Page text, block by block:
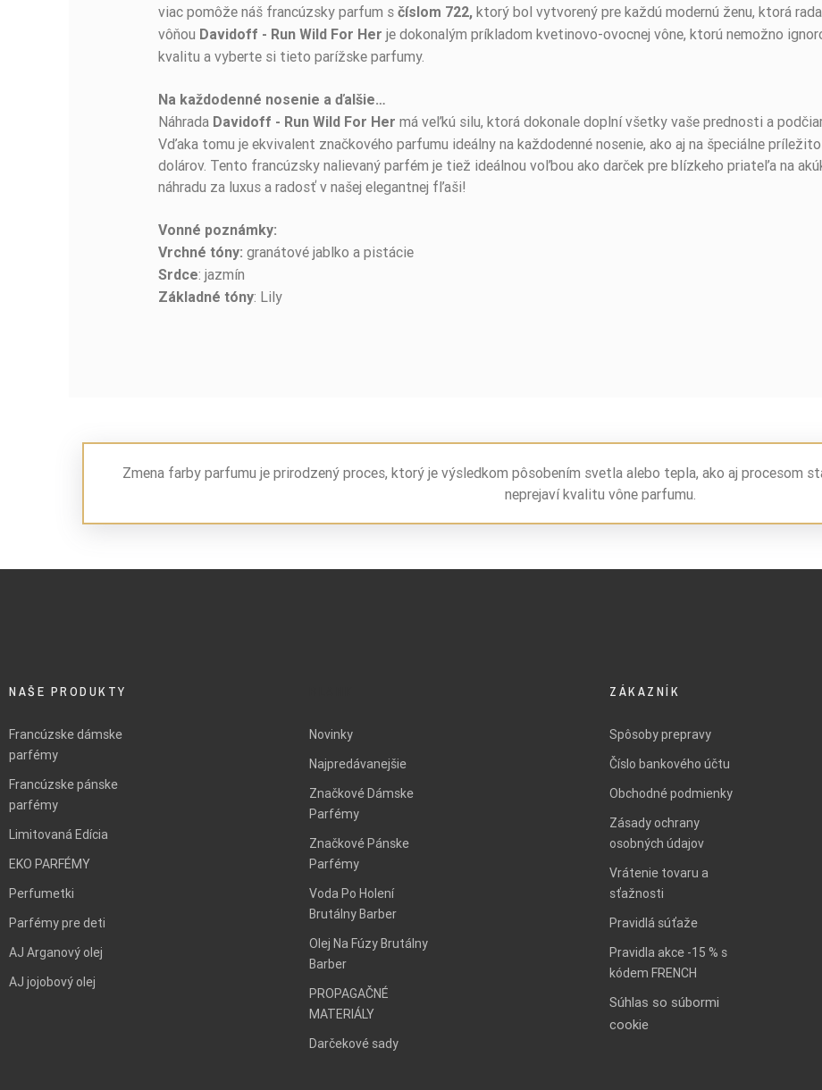
viac pomôže náš francúzsky parfum sčíslom 722, ktorý bol vytvorený pre každú modernú ženu, ktorá
vôňou Davidoff - Run Wild For Her je dokonalým príkladom kvetinovo-ovocnej vône, ktorú nemožno
kvalitu a vyberte si tieto parížske parfumy.
Na každodenné nosenie a ďalšie…
Náhrada Davidoff - Run Wild For Her má veľkú silu, ktorá dokonale doplní všetky vaše prednosti a
Vďaka tomu je ekvivalent značkového parfumu ideálny na každodenné nosenie, ako aj na špeciálne
dolárov. Tento francúzsky nalievaný parfém je tiež ideálnou voľbou ako darček pre blízkeho priateľa na
náhradu za luxus a radosť v našej elegantnej fľaši!
Vonné poznámky:
Vrchné tóny: granátové jablko a pistácie
Srdce: jazmín
Základné tóny: Lily
Zmena farby parfumu je prirodzený proces, ktorý je výsledkom pôsobením svetla alebo tepla, ako aj procesom
neprejaví kvalitu vône parfumu.
NAŠE PRODUKTY
Francúzske dámske
parfémy
Francúzske pánske
parfémy
Limitovaná Edícia
EKO PARFÉMY
Perfumetki
Parfémy pre deti
AJ Arganový olej
AJ jojobový olej
Novinky
Najpredávanejšie
Značkové Dámske
Parfémy
Značkové Pánske
Parfémy
Voda Po Holení
Brutálny Barber
Olej Na Fúzy Brutálny
Barber
PROPAGAČNÉ
MATERIÁLY
Darčekové sady
ZÁKAZNÍK
Spôsoby prepravy
Číslo bankového účtu
Obchodné podmienky
Zásady ochrany
osobných údajov
Vrátenie tovaru a
sťažnosti
Pravidlá súťaže
Pravidla akce -15 % s
kódem FRENCH
Súhlas so súbormi
cookie